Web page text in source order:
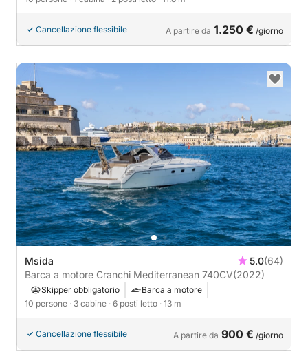
Cancellazione flessibile A partire da 1.250 € /giorno
Msida 5.0(64)
Barca a motore Cranchi Mediterranean 740CV(2022)
Skipper obbligatorio
Barca a motore
10 persone · 3 cabine · 6 posti letto · 13 m
Cancellazione flessibile A partire da 900 € /giorno